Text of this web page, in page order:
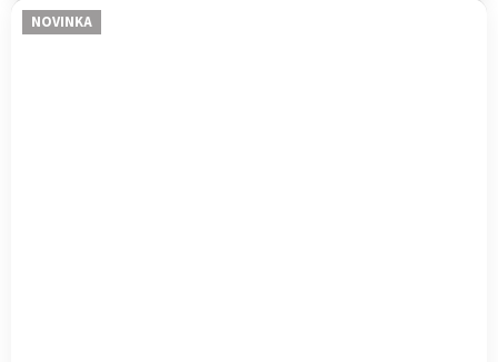
NOVINKA